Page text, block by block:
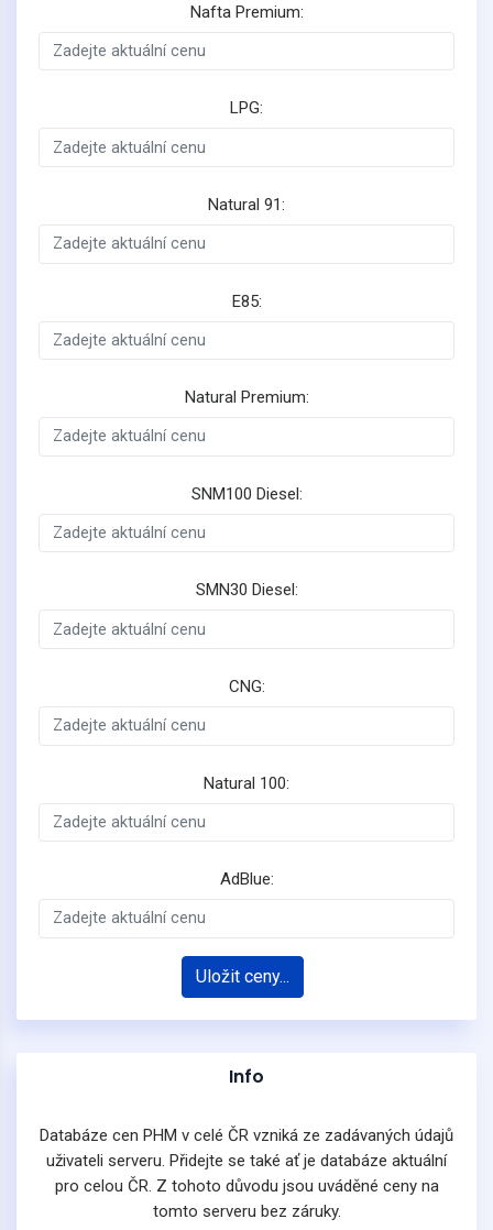
Nafta Premium:
LPG:
Natural 91:
E85:
Natural Premium:
SNM100 Diesel:
SMN30 Diesel:
CNG:
Natural 100:
AdBlue:
Uložit ceny...
Info
Databáze cen PHM v celé ČR vzniká ze zadávaných údajů
uživateli serveru. Přidejte se také ať je databáze aktuální
pro celou ČR. Z tohoto důvodu jsou uváděné ceny na
tomto serveru bez záruky.